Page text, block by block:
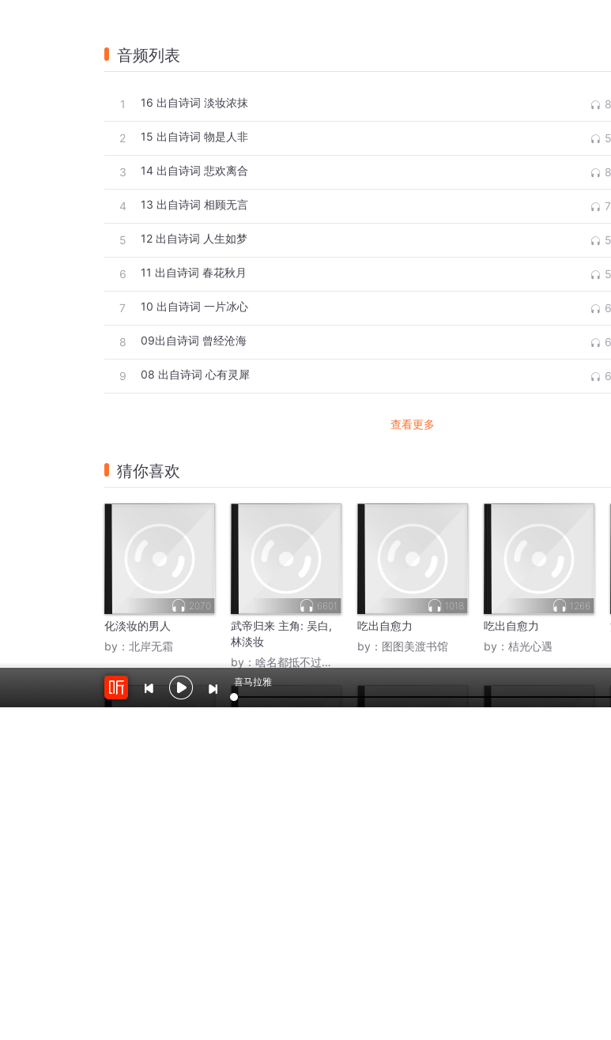
音频列表
1 16 出自诗词 淡妆浓抹
2 15 出自诗词 物是人非
3 14 出自诗词 悲欢离合
4 13 出自诗词 相顾无言
5 12 出自诗词 人生如梦
6 11 出自诗词 春花秋月
7 10 出自诗词 一片冰心
8 09出自诗词 曾经沧海
9 08 出自诗词 心有灵犀
查看更多
猜你喜欢
2070
化淡妆的男人
by： 北岸无霜
6601
武帝归来 主角: 吴白,
林淡妆
by： 啥名都抵不过备注
1018
吃出自愈力
by： 图图美渡书馆
1266
吃出自愈力
by： 桔光心遇
喜马拉雅